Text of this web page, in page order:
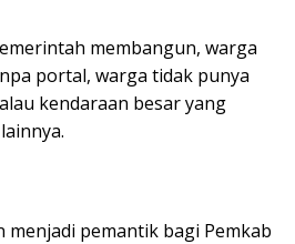
membangun, warga
portal, warga tidak punya
kendaraan besar yang
menjadi pemantik bagi Pemkab